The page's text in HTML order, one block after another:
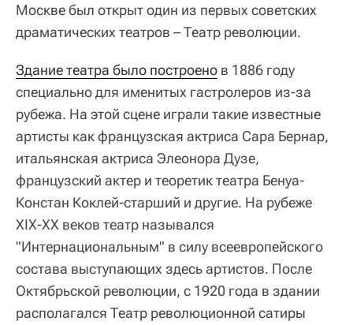
Москве был открыт один из первых советских
драматических театров – Театр революции.
Здание театра было построено в 1886 году
специально для именитых гастролеров из-за
рубежа. На этой сцене играли такие известные
артисты как французская актриса Сара Бернар,
итальянская актриса Элеонора Дузе,
французский актер и теоретик театра Бенуа-
Констан Коклей-старший и другие. На рубеже
XIX-XX веков театр назывался
"Интернациональным" в силу всеевропейского
состава выступающих здесь артистов. После
Октябрьской революции, с 1920 года в здании
располагался Театр революционной сатиры